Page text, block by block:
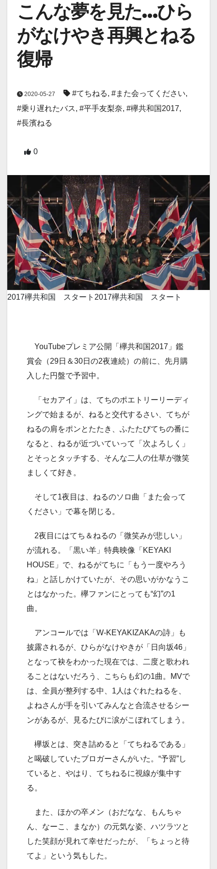
こんな夢を見た…ひら
がなけやき再興とねる
復帰
2020-05-27 #てちねる, #また会ってください,
#乗り遅れたバス, #平手友梨奈, #欅共和国2017,
#長濱ねる
0
2017欅共和国 スタート 2017欅共和国 スタート
YouTubeプレミア公開「欅共和国2017」鑑
賞会（29日＆30日の2夜連続）の前に、先月購
入した円盤で予習中。
「セカアイ」は、てちのポエトリーリーディ
ングで始まるが、ねると交代するさい、てちが
ねるの肩をポンとたたき、ふたたびてちの番に
なると、ねるが近づいていって「次よろしく」
とそっとタッチする、そんな二人の仕草が微笑
ましくて好き。
そして1夜目は、ねるのソロ曲「また会って
ください」で幕を閉じる。
2夜目にはてち＆ねるの「微笑みが悲しい」
が流れる。「黒い羊」特典映像「KEYAKI
HOUSE」で、ねるがてちに「もう一度やろう
ね」と話しかけていたが、その思いがかなうこ
とはなかった。欅ファンにとっても“幻”の1
曲。
アンコールでは「W-KEYAKIZAKAの詩」も
披露されるが、ひらがなけやきが「日向坂46」
となって袂をわかった現在では、二度と歌われ
ることはないだろう、こちらも幻の1曲。MVで
は、全員が整列する中、1人はぐれたねるを、
よねさんが手を引いてみんなと合流させるシー
ンがあるが、見るたびに涙がこぼれてしまう。
欅坂とは、突き詰めると「てちねるである」
と喝破していたブロガーさんがいた。“予習”し
ていると、やはり、てちねるに視線が集中す
る。
また、ほかの卒メン（おだなな、もんちゃ
ん、なーこ、まなか）の元気な姿、ハツラツと
した笑顔が見れて幸せだったが、「ちょっと待
てよ」という気もした。